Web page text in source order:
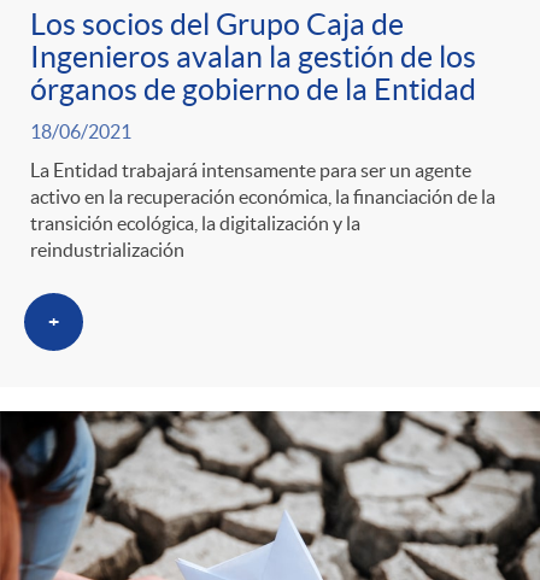
Los socios del Grupo Caja de
Ingenieros avalan la gestión de los
órganos de gobierno de la Entidad
18/06/2021
La Entidad trabajará intensamente para ser un agente
activo en la recuperación económica, la financiación de la
transición ecológica, la digitalización y la
reindustrialización
+